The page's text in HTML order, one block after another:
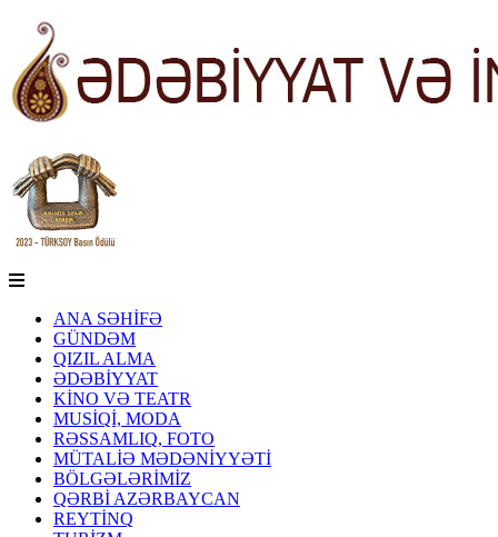
ANA SƏHİFƏ
GÜNDƏM
QIZIL ALMA
ƏDƏBİYYAT
KİNO VƏ TEATR
MUSİQİ, MODA
RƏSSAMLIQ, FOTO
MÜTALİƏ MƏDƏNİYYƏTİ
BÖLGƏLƏRİMİZ
QƏRBİ AZƏRBAYCAN
REYTİNQ